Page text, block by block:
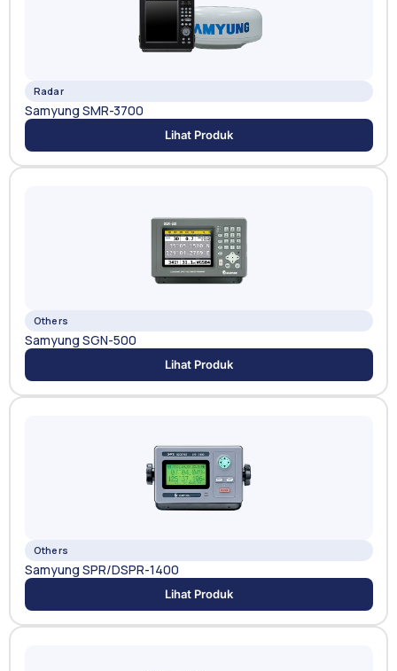
Radar
Samyung SMR-3700
Lihat Produk
Others
Samyung SGN-500
Lihat Produk
Others
Samyung SPR/DSPR-1400
Lihat Produk